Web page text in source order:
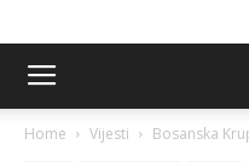
Home Vijesti Bosanska